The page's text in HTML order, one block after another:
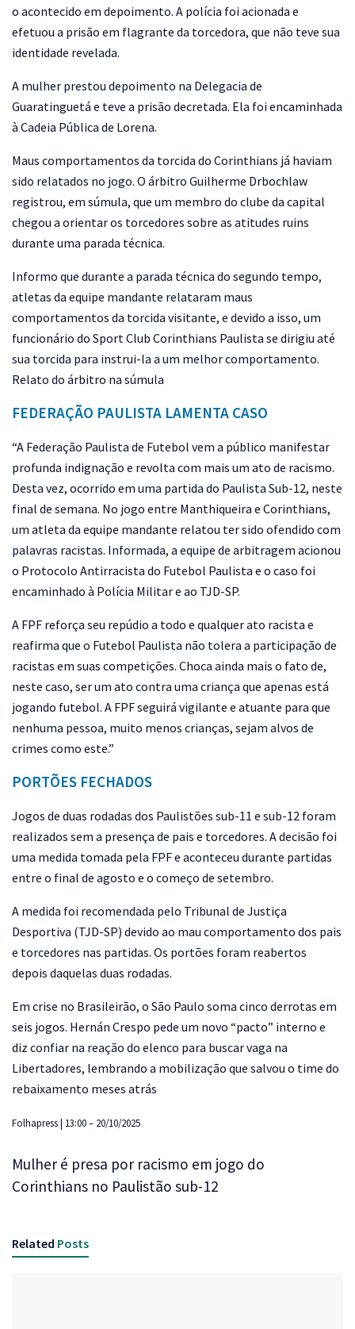
o acontecido em depoimento. A polícia foi acionada e
efetuou a prisão em flagrante da torcedora, que não teve sua
identidade revelada.
A mulher prestou depoimento na Delegacia de
Guaratinguetá e teve a prisão decretada. Ela foi encaminhada
à Cadeia Pública de Lorena.
Maus comportamentos da torcida do Corinthians já haviam
sido relatados no jogo. O árbitro Guilherme Drbochlaw
registrou, em súmula, que um membro do clube da capital
chegou a orientar os torcedores sobre as atitudes ruins
durante uma parada técnica.
Informo que durante a parada técnica do segundo tempo,
atletas da equipe mandante relataram maus
comportamentos da torcida visitante, e devido a isso, um
funcionário do Sport Club Corinthians Paulista se dirigiu até
sua torcida para instrui-la a um melhor comportamento.
Relato do árbitro na súmula
FEDERAÇÃO PAULISTA LAMENTA CASO
“A Federação Paulista de Futebol vem a público manifestar
profunda indignação e revolta com mais um ato de racismo.
Desta vez, ocorrido em uma partida do Paulista Sub-12, neste
final de semana. No jogo entre Manthiqueira e Corinthians,
um atleta da equipe mandante relatou ter sido ofendido com
palavras racistas. Informada, a equipe de arbitragem acionou
o Protocolo Antirracista do Futebol Paulista e o caso foi
encaminhado à Polícia Militar e ao TJD-SP.
A FPF reforça seu repúdio a todo e qualquer ato racista e
reafirma que o Futebol Paulista não tolera a participação de
racistas em suas competições. Choca ainda mais o fato de,
neste caso, ser um ato contra uma criança que apenas está
jogando futebol. A FPF seguirá vigilante e atuante para que
nenhuma pessoa, muito menos crianças, sejam alvos de
crimes como este.”
PORTÕES FECHADOS
Jogos de duas rodadas dos Paulistões sub-11 e sub-12 foram
realizados sem a presença de pais e torcedores. A decisão foi
uma medida tomada pela FPF e aconteceu durante partidas
entre o final de agosto e o começo de setembro.
A medida foi recomendada pelo Tribunal de Justiça
Desportiva (TJD-SP) devido ao mau comportamento dos pais
e torcedores nas partidas. Os portões foram reabertos
depois daquelas duas rodadas.
Em crise no Brasileirão, o São Paulo soma cinco derrotas em
seis jogos. Hernán Crespo pede um novo “pacto” interno e
diz confiar na reação do elenco para buscar vaga na
Libertadores, lembrando a mobilização que salvou o time do
rebaixamento meses atrás
Folhapress | 13:00 – 20/10/2025
Mulher é presa por racismo em jogo do
Corinthians no Paulistão sub-12
Related Posts